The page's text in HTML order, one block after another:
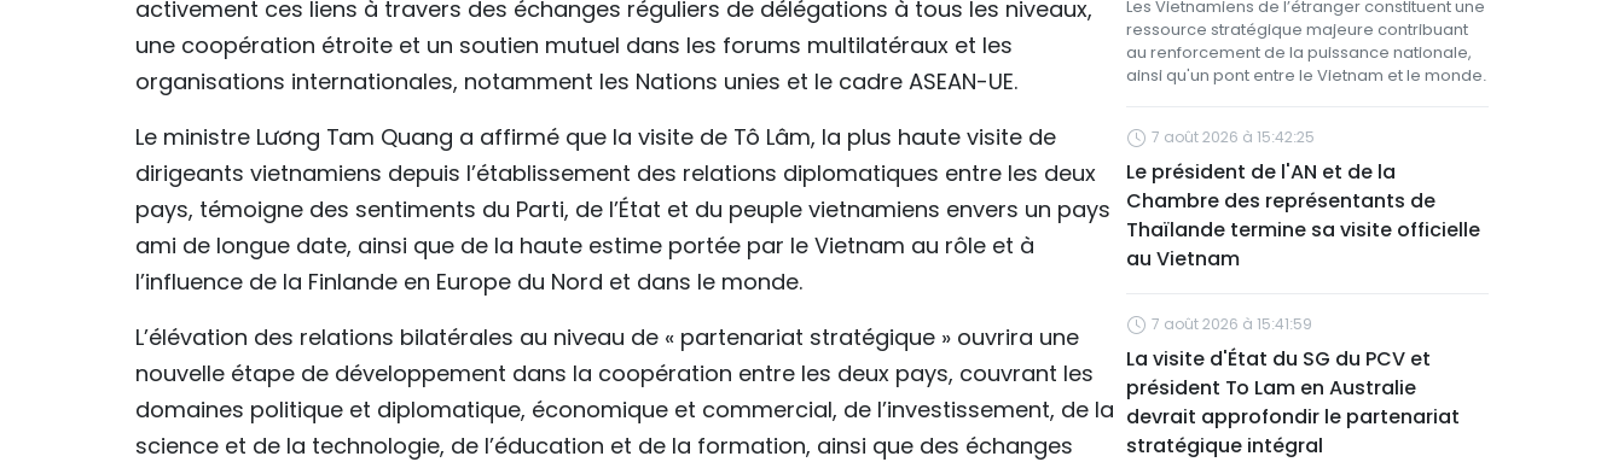
activement ces liens à travers des échanges réguliers de délégations à tous les niveaux,
une coopération étroite et un soutien mutuel dans les forums multilatéraux et les
organisations internationales, notamment les Nations unies et le cadre ASEAN-UE.
Le ministre Lương Tam Quang a affirmé que la visite de Tô Lâm, la plus haute visite de
dirigeants vietnamiens depuis l’établissement des relations diplomatiques entre les deux
pays, témoigne des sentiments du Parti, de l’État et du peuple vietnamiens envers un pays
ami de longue date, ainsi que de la haute estime portée par le Vietnam au rôle et à
l’influence de la Finlande en Europe du Nord et dans le monde.
L’élévation des relations bilatérales au niveau de « partenariat stratégique » ouvrira une
nouvelle étape de développement dans la coopération entre les deux pays, couvrant les
domaines politique et diplomatique, économique et commercial, de l’investissement, de la
science et de la technologie, de l’éducation et de la formation, ainsi que des échanges
Les Vietnamiens de l’étranger constituent une
ressource stratégique majeure contribuant
au renforcement de la puissance nationale,
ainsi qu'un pont entre le Vietnam et le monde.
7 août 2026 à 15:42:25
Le président de l'AN et de la
Chambre des représentants de
Thaïlande termine sa visite officielle
au Vietnam
7 août 2026 à 15:41:59
La visite d'État du SG du PCV et
président To Lam en Australie
devrait approfondir le partenariat
stratégique intégral